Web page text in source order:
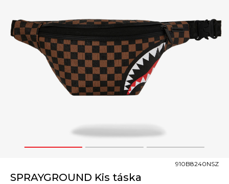
1 2 3
SPRAYGROUND Kis táska
910B8240NSZ